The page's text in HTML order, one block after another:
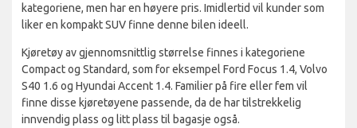
kategoriene, men har en høyere pris. Imidlertid vil kunder som
liker en kompakt SUV finne denne bilen ideell.
Kjøretøy av gjennomsnittlig størrelse finnes i kategoriene
Compact og Standard, som for eksempel Ford Focus 1.4, Volvo
S40 1.6 og Hyundai Accent 1.4. Familier på fire eller fem vil
finne disse kjøretøyene passende, da de har tilstrekkelig
innvendig plass og litt plass til bagasje også.